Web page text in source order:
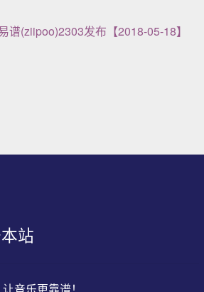
航谱(ziipoo)2303发布【2018-05-18】
站